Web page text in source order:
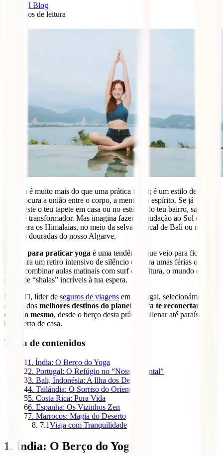
IATI Blog
minutos de leitura
O yoga é muito mais do que uma prática física; é um estilo de vida
que procura a união entre o corpo, a mente e o espírito. Se já
estendeste o teu tapete em casa ou no estúdio do teu bairro, sabes
como é transformador. Mas imagina fazer a Saudação ao Sol com
vista para os Himalaias, no meio da selva tropical de Bali ou nas
falésias douradas do nosso Algarve.
Viajar para praticar yoga é uma tendência que veio para ficar.
Seja para um retiro intensivo de silêncio ou para umas férias onde
podes combinar aulas matinais com surf ou cultura, o mundo está
cheio de “shalas” incríveis à tua espera.
Na IATI, líder de seguros de viagens em Portugal, selecionámos
alguns dos melhores destinos do planeta para te reconectares
contigo mesmo, desde o berço desta prática milenar até paraísos
bem perto de casa.
Tabla de contenidos
11. Índia: O Berço do Yoga
22. Portugal: O Refúgio no “Nosso Quintal”
33. Bali, Indonésia: A Ilha dos Deuses
44. Tailândia: O Sorriso do Oriente
55. Costa Rica: Pura Vida
66. Espanha: Os Vizinhos Zen
77. Marrocos: Magia do Deserto
7.1Viaja com Tranquilidade
1. Índia: O Berço do Yoga